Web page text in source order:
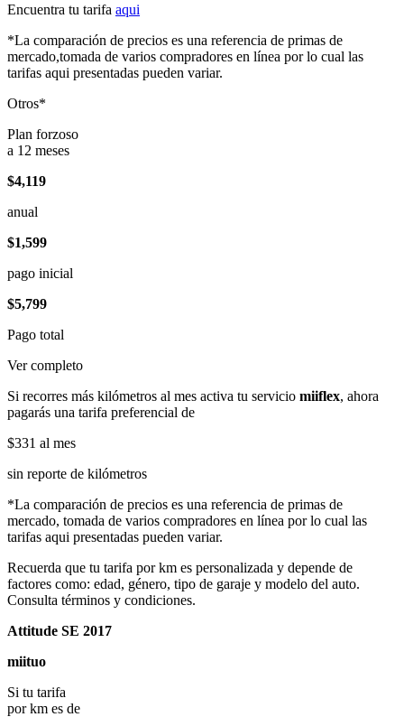
Encuentra tu tarifa aqui
*La comparación de precios es una referencia de primas de
mercado,tomada de varios compradores en línea por lo cual las
tarifas aqui presentadas pueden variar.
Otros*
Plan forzoso
a 12 meses
$4,119
anual
$1,599
pago inicial
$5,799
Pago total
Ver completo
Si recorres más kilómetros al mes activa tu servicio miiflex, ahora
pagarás una tarifa preferencial de
$331 al mes
sin reporte de kilómetros
*La comparación de precios es una referencia de primas de
mercado, tomada de varios compradores en línea por lo cual las
tarifas aqui presentadas pueden variar.
Recuerda que tu tarifa por km es personalizada y depende de
factores como: edad, género, tipo de garaje y modelo del auto.
Consulta términos y condiciones.
Attitude SE 2017
miituo
Si tu tarifa
por km es de